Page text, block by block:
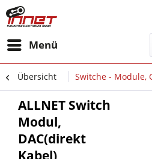
Menü
Übersicht Switche - Module,
ALLNET Switch
Modul,
DAC(direkt
Kabel),